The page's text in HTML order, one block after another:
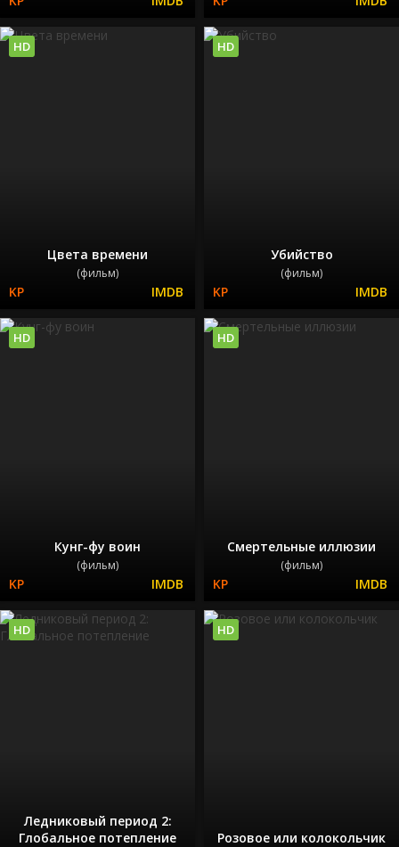
Цвета времени
(фильм)
HD
Убийство
(фильм)
HD
Кунг-фу воин
(фильм)
HD
Смертельные иллюзии
(фильм)
HD
Ледниковый период 2:
Глобальное потепление
HD
Розовое или колокольчик
HD